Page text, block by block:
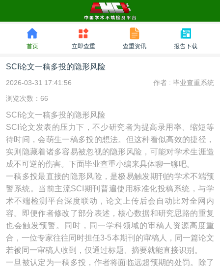
首页 立即查重 查重资讯 报告下载
SCI论文‌一稿多投的隐形风险
2026-03-31 17:41:56 作者 : 毕业查重系统
浏览次数：66
SCI论文‌一稿多投的隐形风险
SCI论文发表的压力下，不少研究者为提高录用率、缩短等
待时间，会萌生一稿多投的想法。但这种看似高效的捷径，
实则隐藏着诸多容易被忽视的隐形风险，可能对学术生涯造
成不可逆的伤害。下面毕业查重小编来具体聊一聊吧。
一稿多投最直接的隐形风险，是极易触发期刊的学术不端预
警系统。当前主流SCI期刊普遍使用标准化投稿系统，与学
术不端检测平台深度联动，论文上传后会自动比对全网内
容。即便作者修改了部分表述，核心数据和研究思路的重复
也会触发预警。同时，同一学科领域的审稿人资源高度重
合，一位专家往往同时担任3-5本期刊的审稿人，同一篇论文
若被同一审稿人收到，仅通过标题、摘要就能直接识别。
一旦被认定为一稿多投，作者将面临远超预期的处罚。除了